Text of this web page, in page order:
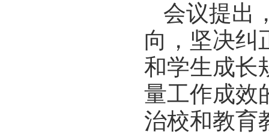
会议提出
向，坚决纠
和学生成长
量工作成效
治校和教育